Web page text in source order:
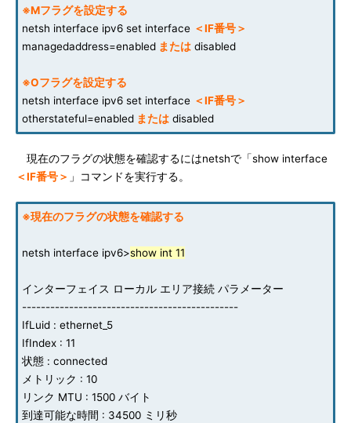
※Mフラグを設定する
netsh interface ipv6 set interface ＜IF番号＞
managedaddress=enabled または disabled
※Oフラグを設定する
netsh interface ipv6 set interface ＜IF番号＞
otherstateful=enabled または disabled
現在のフラグの状態を確認するにはnetshで「show interface
＜IF番号＞ 」コマンドを実行する。
※現在のフラグの状態を確認する
netsh interface ipv6>show int 11
インターフェイス ローカル エリア接続 パラメーター
----------------------------------------------
IfLuid : ethernet_5
IfIndex : 11
状態 : connected
メトリック : 10
リンク MTU : 1500 バイト
到達可能な時間 : 34500 ミリ秒